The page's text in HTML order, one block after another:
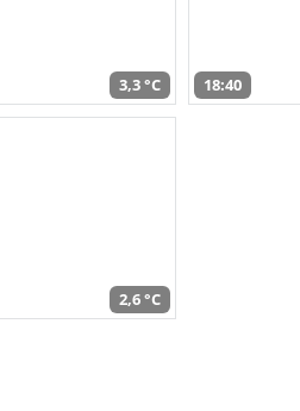
3,3 °C 18:40
2,6 °C